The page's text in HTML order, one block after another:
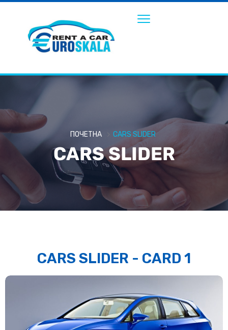
ПОЧЕТНА CARS SLIDER
CARS SLIDER
CARS SLIDER - CARD 1